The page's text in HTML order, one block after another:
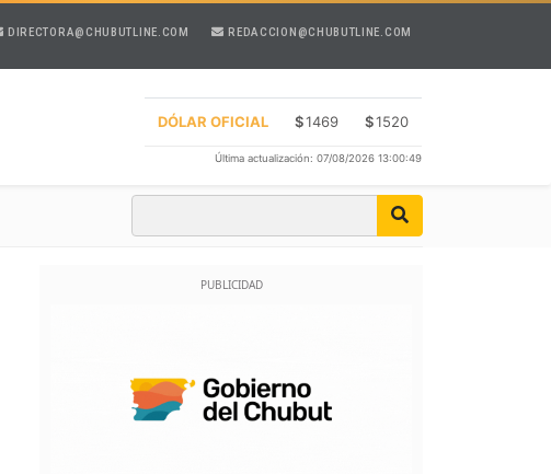
DIRECTORA@CHUBUTLINE.COM REDACCION@CHUBUTLINE.COM
DÓLAR OFICIAL $1469 $1520
Última actualización: 07/08/2026 13:00:49